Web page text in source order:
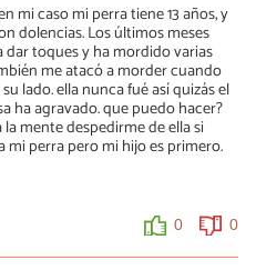
mi caso mi perra tiene 13 años, y
dolencias. Los últimos meses
toques y ha mordido varias
me atacó a morder cuando
lado. ella nunca fué así quizás el
ha agravado. que puedo hacer?
mente despedirme de ella si
mi perra pero mi hijo es primero.
0 0